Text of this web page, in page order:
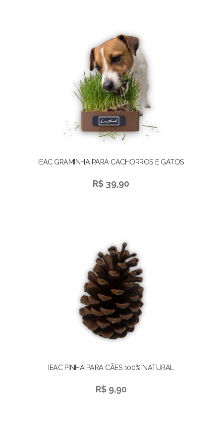
IEAC GRAMINHA PARA CACHORROS E GATOS
R$ 39,90
IEAC PINHA PARA CÃES 100% NATURAL
R$ 9,90